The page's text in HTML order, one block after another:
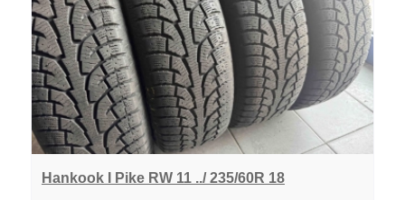
Hankook I Pike RW 11 ../ 235/60R 18